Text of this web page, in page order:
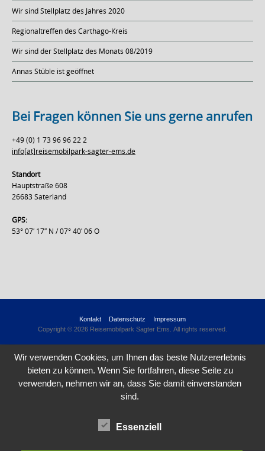
Wir sind Stellplatz des Jahres 2020
Regionaltreffen des Carthago-Kreis
Wir sind der Stellplatz des Monats 08/2019
Annas Stüble ist geöffnet
Bei Fragen können Sie uns gerne anrufen
+49 (0) 1 73 96 96 22 2
info[at]reisemobilpark-sagter-ems.de
Standort
Hauptstraße 608
26683 Saterland
GPS:
53° 07′ 17″ N / 07° 40′ 06 O
Kontakt Datenschutz
Impressum
Copyright © 2026 Reisemobilpark Sagter Ems. All rights reserved.
Wir verwenden Cookies, um Ihnen das beste Nutzererlebnis
bieten zu können. Wenn Sie fortfahren, diese Seite zu
verwenden, nehmen wir an, dass Sie damit einverstanden
sind.
Essenziell